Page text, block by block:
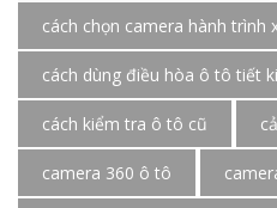
cách chọn camera hành trình
cách dùng điều hòa ô tô tiết
cách kiểm tra ô tô cũ
camera 360 ô tô